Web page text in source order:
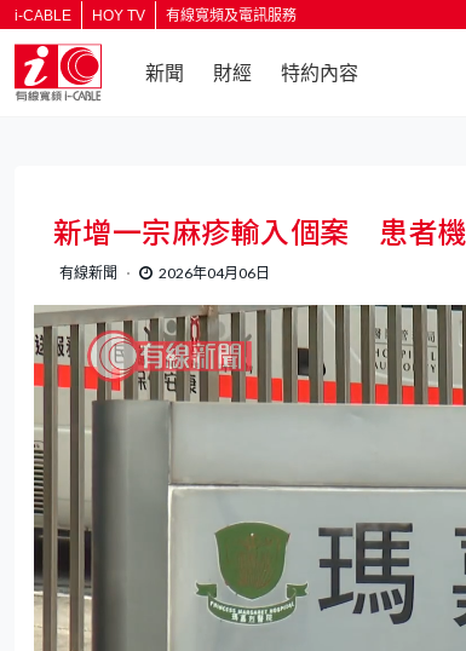
i-CABLE HOY TV 有線寬頻及電訊服務
新聞 財經 特約內容
新增一宗麻疹輸入個案 患者
有線新聞 2026年04月06日